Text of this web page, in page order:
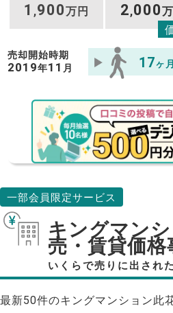
1 ,900万円 2,000
売却開始時期
2019年11 月 17ヶ月
一部会員限定サービス
キングマン
売・賃貸価格
いくらで売りに出され
最新50件のキングマンション此